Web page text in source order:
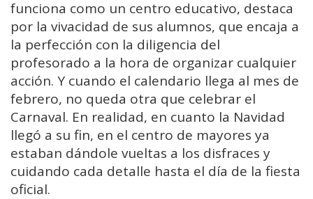
funciona como un centro educativo, destaca
por la vivacidad de sus alumnos, que encaja a
la perfección con la diligencia del
profesorado a la hora de organizar cualquier
acción. Y cuando el calendario llega al mes de
febrero, no queda otra que celebrar el
Carnaval. En realidad, en cuanto la Navidad
llegó a su fin, en el centro de mayores ya
estaban dándole vueltas a los disfraces y
cuidando cada detalle hasta el día de la fiesta
oficial.